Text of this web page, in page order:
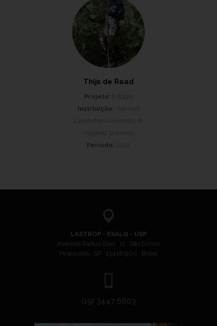
Thijs de Raad
Projeto: Estágio
Instituição: Van Hall
Larenstein University of
Applied Sciences
Período:
LASTROP - ESALQ - USP
Avenida Pádua Dias 11 São Dimas
Piracicaba SP 13418 900 Brasil
(19) 3447 6603